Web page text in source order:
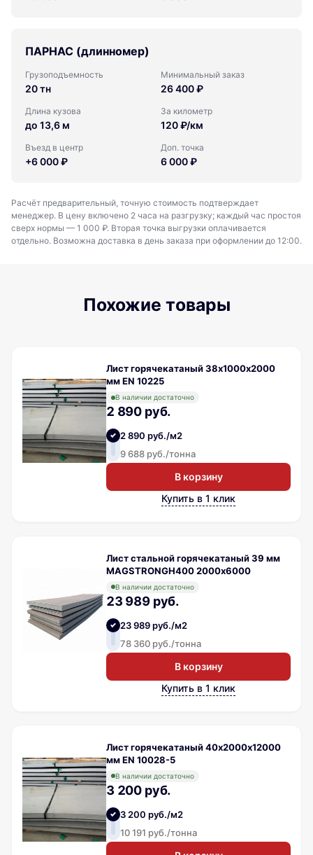
ПАРНАС (длинномер)
Грузоподъемность
20 тн
Минимальный заказ
26 400 ₽
Длина кузова
до 13,6 м
За километр
120 ₽/км
Въезд в центр
+6 000 ₽
Доп. точка
6 000 ₽
Расчёт предварительный, точную стоимость подтверждает
менеджер. В цену включено 2 часа на разгрузку; каждый час простоя
сверх нормы — 1 000 ₽. Вторая точка выгрузки оплачивается
отдельно. Возможна доставка в день заказа при оформлении до 12:00.
Похожие товары
Лист горячекатаный 38х1000х2000
мм EN 10225
В наличии достаточно
2 890 руб.
2 890 руб./м2
9 688 руб./тонна
В корзину
Купить в 1 клик
Лист стальной горячекатаный 39 мм
MAGSTRONGH400 2000х6000
В наличии достаточно
23 989 руб.
23 989 руб./м2
78 360 руб./тонна
В корзину
Купить в 1 клик
Лист горячекатаный 40х2000х12000
мм EN 10028-5
В наличии достаточно
3 200 руб.
3 200 руб./м2
10 191 руб./тонна